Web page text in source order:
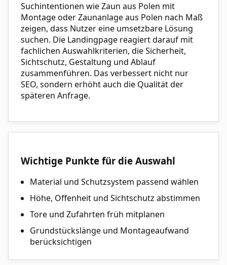
Suchintentionen wie Zaun aus Polen mit
Montage oder Zaunanlage aus Polen nach Maß
zeigen, dass Nutzer eine umsetzbare Lösung
suchen. Die Landingpage reagiert darauf mit
fachlichen Auswahlkriterien, die Sicherheit,
Sichtschutz, Gestaltung und Ablauf
zusammenführen. Das verbessert nicht nur
SEO, sondern erhöht auch die Qualität der
späteren Anfrage.
Wichtige Punkte für die Auswahl
Material und Schutzsystem passend wählen
Höhe, Offenheit und Sichtschutz abstimmen
Tore und Zufahrten früh mitplanen
Grundstückslänge und Montageaufwand
berücksichtigen